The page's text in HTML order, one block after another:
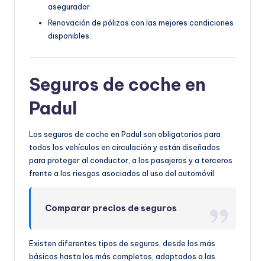
asegurador.
Renovación de pólizas con las mejores condiciones
disponibles.
Seguros de coche en
Padul
Los seguros de coche en Padul son obligatorios para
todos los vehículos en circulación y están diseñados
para proteger al conductor, a los pasajeros y a terceros
frente a los riesgos asociados al uso del automóvil.
Comparar precios de seguros
Existen diferentes tipos de seguros, desde los más
básicos hasta los más completos, adaptados a las